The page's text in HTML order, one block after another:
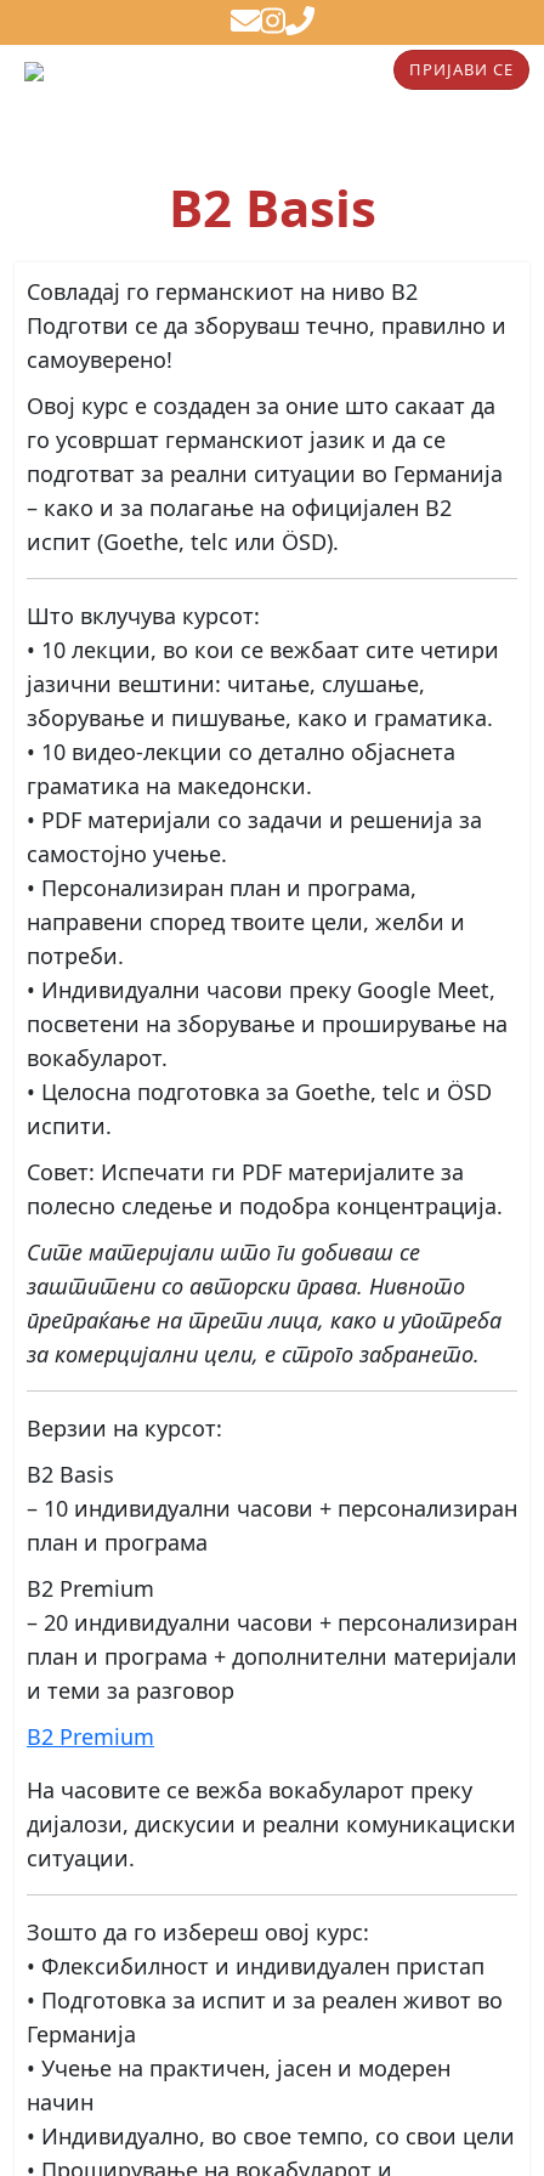
ПРИЈАВИ СЕ
B2 Basis
Совладај го германскиот на ниво B2
Подготви се да зборуваш течно, правилно и
самоуверено!
Овој курс е создаден за оние што сакаат да
го усовршат германскиот јазик и да се
подготват за реални ситуации во Германија
– како и за полагање на официјален B2
испит (Goethe, telc или ÖSD).
Што вклучува курсот:
• 10 лекции, во кои се вежбаат сите четири
јазични вештини: читање, слушање,
зборување и пишување, како и граматика.
• 10 видео-лекции со детално објаснета
граматика на македонски.
• PDF материјали со задачи и решенија за
самостојно учење.
• Персонализиран план и програма,
направени според твоите цели, желби и
потреби.
• Индивидуални часови преку Google Meet,
посветени на зборување и проширување на
вокабуларот.
• Целосна подготовка за Goethe, telc и ÖSD
испити.
Совет: Испечати ги PDF материјалите за
полесно следење и подобра концентрација.
Сите материјали што ги добиваш се
заштитени со авторски права. Нивното
препраќање на трети лица, како и употреба
за комерцијални цели, е строго забрането.
Верзии на курсот:
B2 Basis
– 10 индивидуални часови + персонализиран
план и програма
B2 Premium
– 20 индивидуални часови + персонализиран
план и програма + дополнителни материјали
и теми за разговор
B2 Premium
На часовите се вежба вокабуларот преку
дијалози, дискусии и реални комуникациски
ситуации.
Зошто да го избереш овој курс:
• Флексибилност и индивидуален пристап
• Подготовка за испит и за реален живот во
Германија
• Учење на практичен, јасен и модерен
начин
• Индивидуално, во свое темпо, со свои цели
• Проширување на вокабуларот и